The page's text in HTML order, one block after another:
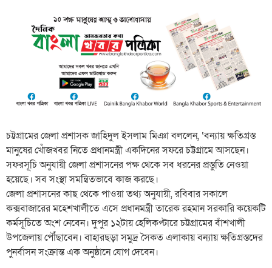
চট্টগ্রামের জেলা প্রশাসক জাহিদুল ইসলাম মিঞা বললেন, ‘বন্যায় ক্ষতিগ্রস্ত
মানুষের খোঁজখবর নিতে প্রধানমন্ত্রী একদিনের সফরে চট্টগ্রামে আসছেন।
সফরসূচি অনুযায়ী জেলা প্রশাসনের পক্ষ থেকে সব ধরনের প্রস্তুতি নেওয়া
হয়েছে। সব সংস্থা সমন্বিতভাবে কাজ করছে।
জেলা প্রশাসনের কাছ থেকে পাওয়া তথ্য অনুযায়ী, রবিবার সকালে
কক্সবাজারের মহেশখালীতে এসে প্রধানমন্ত্রী তারেক রহমান সরকারি কয়েকটি
কর্মসূচিতে অংশ নেবেন। দুপুর ১২টায় হেলিকপ্টারে চট্টগ্রামের বাঁশখালী
উপজেলায় পৌঁছাবেন। বাহারছড়া সমুদ্র সৈকত এলাকায় বন্যায় ক্ষতিগ্রস্তদের
পুনর্বাসন সংক্রান্ত এক অনুষ্ঠানে যোগ দেবেন।